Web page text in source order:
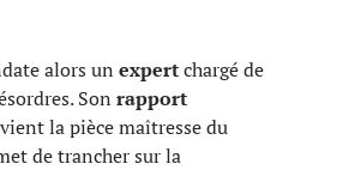
alors un expertchargé de
Son rapport
la pièce maîtresse du
de trancher sur la